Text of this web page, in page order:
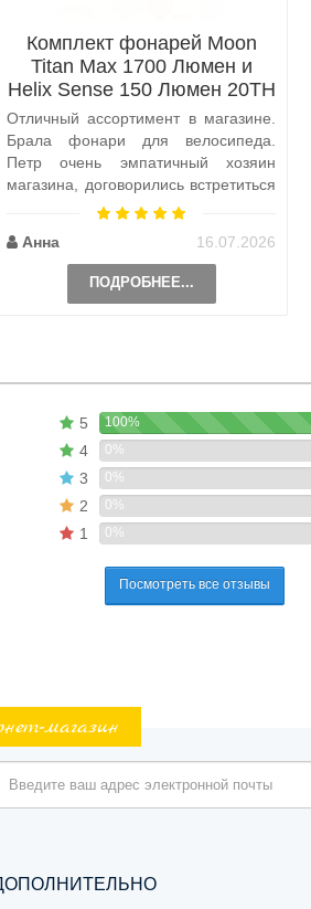
Комплект фонарей Moon
Titan Max 1700 Люмен и
Helix Sense 150 Люмен 20TH
Anniversary Edition
Отличный ассортимент в магазине.
Брала фонари для велосипеда.
Петр очень эмпатичный хозяин
магазина, договорились встретиться
по пути, чтобы передать ..
Анна
16.07.2026
ПОДРОБНЕЕ...
5 100%
4 0%
3 0%
2 0%
1 0%
Посмотреть все отзывы
магазин